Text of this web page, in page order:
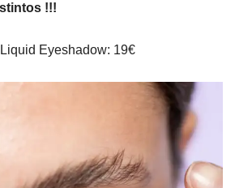
!!!
Eyeshadow: 19€